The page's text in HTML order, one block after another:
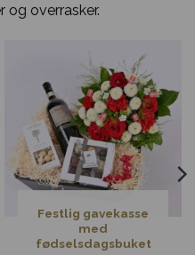
overrasker.
Festlig gavekasse
med
fødselsdagsbuket